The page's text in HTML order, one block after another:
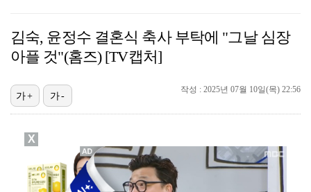
3승 사냥 시동 건 서교림 "샷·퍼트 만족스러워…좋은 …
박지훈, 9월 잠실실내체육관서 앙코르 콘서트 개최
폭로자 "황정민, 본인 말에 책임져야…내가 사생활에 초…
김숙, 윤정수 결혼식 축사 부탁에 "그날 심장
아플 것"(홈즈) [TV캡처]
작성 : 2025년 07월 10일(목) 22:56
가+ 가-
X